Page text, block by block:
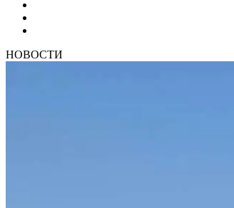
НОВОСТИ